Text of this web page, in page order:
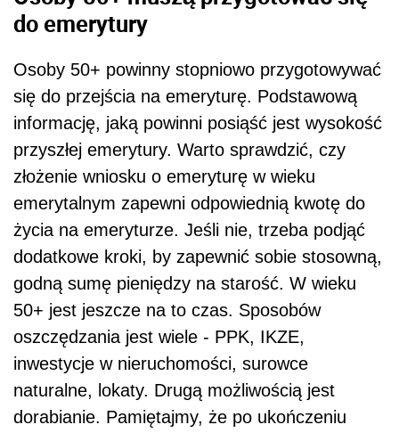
do emerytury
Osoby 50+ powinny stopniowo przygotowywać
się do przejścia na emeryturę. Podstawową
informację, jaką powinni posiąść jest wysokość
przyszłej emerytury. Warto sprawdzić, czy
złożenie wniosku o emeryturę w wieku
emerytalnym zapewni odpowiednią kwotę do
życia na emeryturze. Jeśli nie, trzeba podjąć
dodatkowe kroki, by zapewnić sobie stosowną,
godną sumę pieniędzy na starość. W wieku
50+ jest jeszcze na to czas. Sposobów
oszczędzania jest wiele - PPK, IKZE,
inwestycje w nieruchomości, surowce
naturalne, lokaty. Drugą możliwością jest
dorabianie. Pamiętajmy, że po ukończeniu